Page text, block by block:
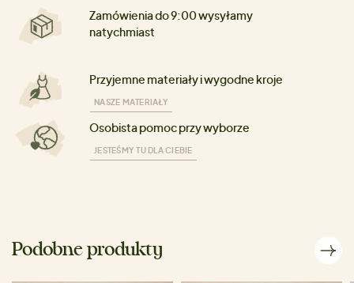
Zamówienia do 9:00 wysyłamy
natychmiast
Przyjemne materiały i wygodne kroje
NASZE MATERIAŁY
Osobista pomoc przy wyborze
JESTEŚMY TU DLA CIEBIE
Podobne produkty